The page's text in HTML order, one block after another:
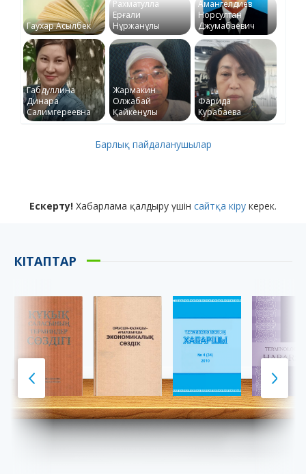
Гаухар Асылбек
Рахматулла
Ерғали
Нұржанұлы
Амангелдиев
Норсултан
Джумабаевич
Габдуллина
Динара
Салимгереевна
Жармакин
Олжабай
Қайкенұлы
Фарида
Курабаева
Барлық пайдаланушылар
Ескерту! Хабарлама қалдыру үшін сайтқа кіру керек.
КІТАПТАР